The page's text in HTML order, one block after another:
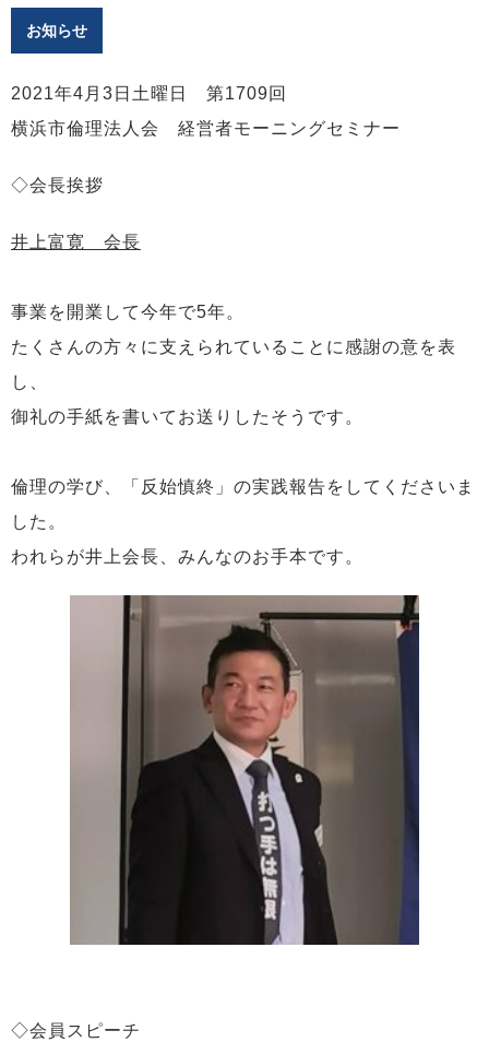
お知らせ
2021年4月3日土曜日 第1709回
横浜市倫理法人会 経営者モーニングセミナー
◇会長挨拶
井上富寛 会長
事業を開業して今年で5年。
たくさんの方々に支えられていることに感謝の意を表
し、
御礼の手紙を書いてお送りしたそうです。
倫理の学び、「反始慎終」の実践報告をしてくださいま
した。
われらが井上会長、みんなのお手本です。
◇会員スピーチ